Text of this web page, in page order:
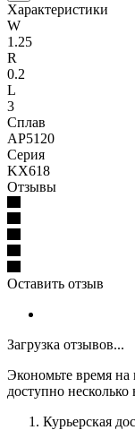
Характеристики
W
1.25
R
0.2
L
3
Сплав
AP5120
Серия
KX618
Отзывы
Оставить отзыв
Загрузка отзывов...
Экономьте время на
доступно несколько
Курьерская